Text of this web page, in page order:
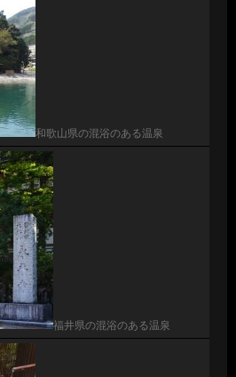
和歌山県の混浴のある温泉
福井県の混浴のある温泉